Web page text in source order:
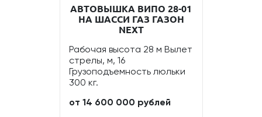
АВТОВЫШКА ВИПО 28-01
НА ШАССИ ГАЗ ГАЗОН
NEXT
Рабочая высота 28 м Вылет
стрелы, м, 16
Грузоподъемность люльки
300 кг.
от 14 600 000 рублей